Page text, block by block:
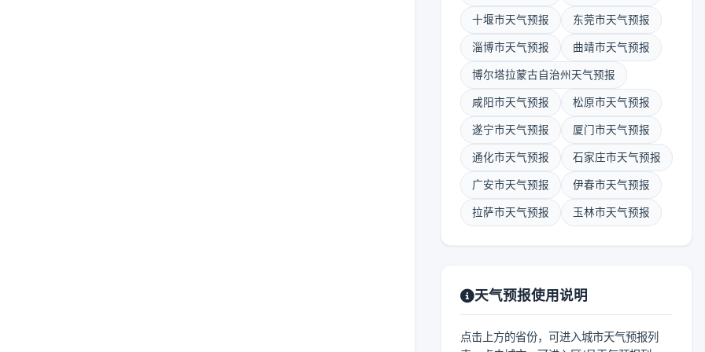
十堰市天气预报 东莞市天气预报
淄博市天气预报 曲靖市天气预报
博尔塔拉蒙古自治州天气预报
咸阳市天气预报 松原市天气预报
遂宁市天气预报 厦门市天气预报
通化市天气预报 石家庄市天气预报
广安市天气预报 伊春市天气预报
拉萨市天气预报 玉林市天气预报
天气预报使用说明
点击上方的省份，可进入城市天气预报列